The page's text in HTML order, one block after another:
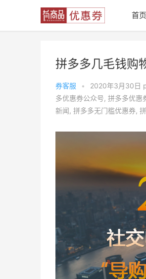
首页
拼多多几毛钱购
券客服 • 2020年3月30日
多优惠券公众号, 拼多多优惠
新闻, 拼多多无门槛优惠券,